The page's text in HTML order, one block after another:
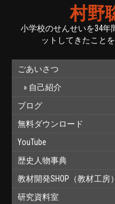
村野
小学校のせんせいを34年
ットしてきたこと
ごあいさつ
自己紹介
ブログ
無料ダウンロード
YouTube
歴史人物事典
教材開発SHOP（教材工房）
研究資料室